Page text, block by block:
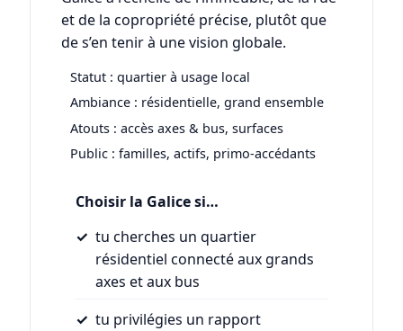
et de la copropriété précise, plutôt que
de s’en tenir à une vision globale.
Statut : quartier à usage local
Ambiance : résidentielle, grand ensemble
Atouts : accès axes & bus, surfaces
Public : familles, actifs, primo-accédants
Choisir la Galice si…
tu cherches un quartier
résidentiel connecté aux grands
axes et aux bus
tu privilégies un rapport